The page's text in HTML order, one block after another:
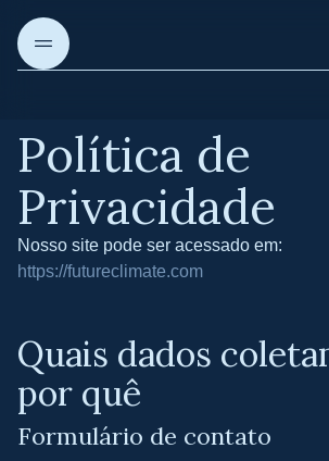
Sobre nós
Nossos projetos
Nossas soluções
Artigos e Insights
Política de
Privacidade
Nosso site pode ser acessado em:
https://futureclimate.com
Quais dados
por quê
Formulário de contato